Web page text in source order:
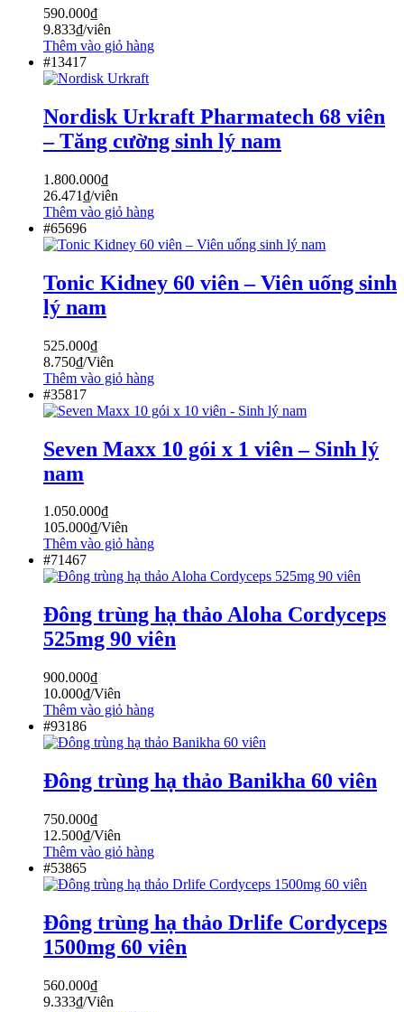
590.000₫
9.833₫/viên
Thêm vào giỏ hàng
#13417
Nordisk Urkraft Pharmatech 68 viên
– Tăng cường sinh lý nam
1.800.000₫
26.471₫/viên
Thêm vào giỏ hàng
#65696
Tonic Kidney 60 viên – Viên uống sinh
lý nam
525.000₫
8.750₫/Viên
Thêm vào giỏ hàng
#35817
Seven Maxx 10 gói x 1 viên – Sinh lý
nam
1.050.000₫
105.000₫/Viên
Thêm vào giỏ hàng
#71467
Đông trùng hạ thảo Aloha Cordyceps
525mg 90 viên
900.000₫
10.000₫/Viên
Thêm vào giỏ hàng
#93186
Đông trùng hạ thảo Banikha 60 viên
750.000₫
12.500₫/Viên
Thêm vào giỏ hàng
#53865
Đông trùng hạ thảo Drlife Cordyceps
1500mg 60 viên
560.000₫
9.333₫/Viên